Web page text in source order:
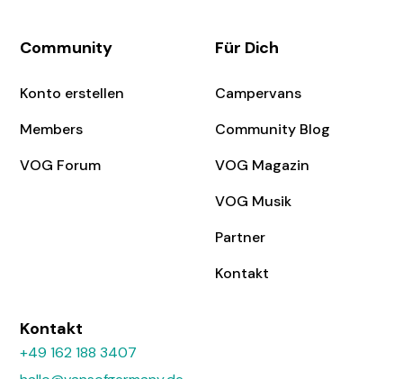
Community
Konto erstellen
Members
VOG Forum
Für Dich
Campervans
Community Blog
VOG Magazin
VOG Musik
Partner
Kontakt
Kontakt
+49 162 188 3407